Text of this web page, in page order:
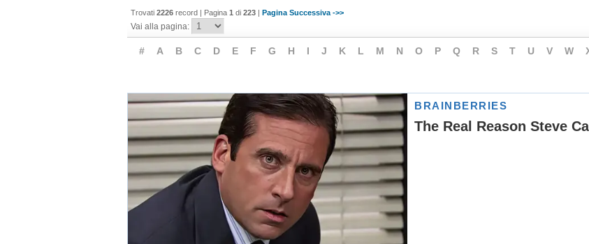
Trovati 2226 record | Pagina 1 di 223 Pagina Successiva ->>
Vai alla pagina:
# A B C D E F G H I J K L M N O P Q R S T U V W